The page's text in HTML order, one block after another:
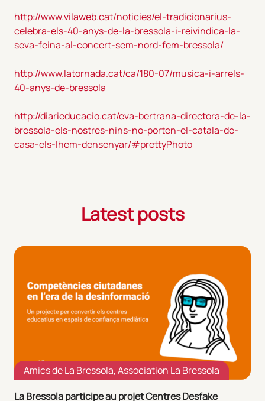
http://www.vilaweb.cat/noticies/el-tradicionarius-
celebra-els-40-anys-de-la-bressola-i-reivindica-la-
seva-feina-al-concert-sem-nord-fem-bressola/
http://www.latornada.cat/ca/180-07/musica-i-arrels-
40-anys-de-bressola
http://diarieducacio.cat/eva-bertrana-directora-de-la-
bressola-els-nostres-nins-no-porten-el-catala-de-
casa-els-lhem-densenyar/#prettyPhoto
Latest posts
Amics de La Bressola,Association La Bressola
La Bressola participe au projet Centres Desfake